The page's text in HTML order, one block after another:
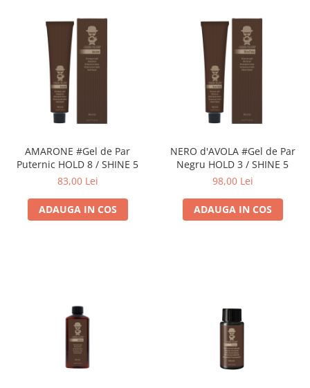
AMARONE #Gel de Par
Puternic HOLD 8 / SHINE 5
83,00 Lei
ADAUGA IN COS
NERO d'AVOLA #Gel de Par
Negru HOLD 3 / SHINE 5
98,00 Lei
ADAUGA IN COS